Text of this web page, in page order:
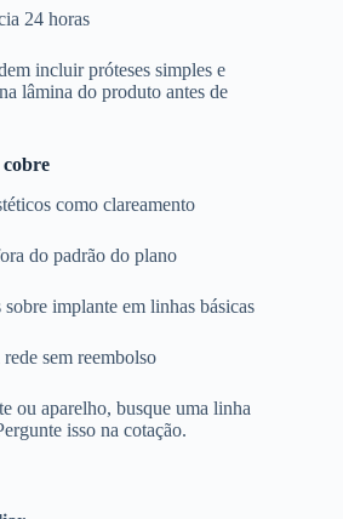
24 horas
incluir próteses simples e
lâmina do produto antes de
como clareamento
do padrão do plano
sobre implante em linhas básicas
sem reembolso
ou aparelho, busque uma linha
isso na cotação.